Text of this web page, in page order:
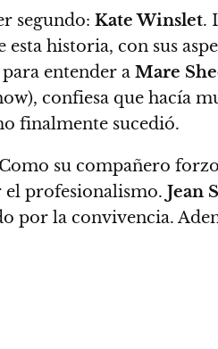
segundo: Kate Winslet.
historia, con sus
entender a Mare
confiesa que hacía
finalmente sucedió.
Como su compañero
el profesionalismo. Jean
por la convivencia.